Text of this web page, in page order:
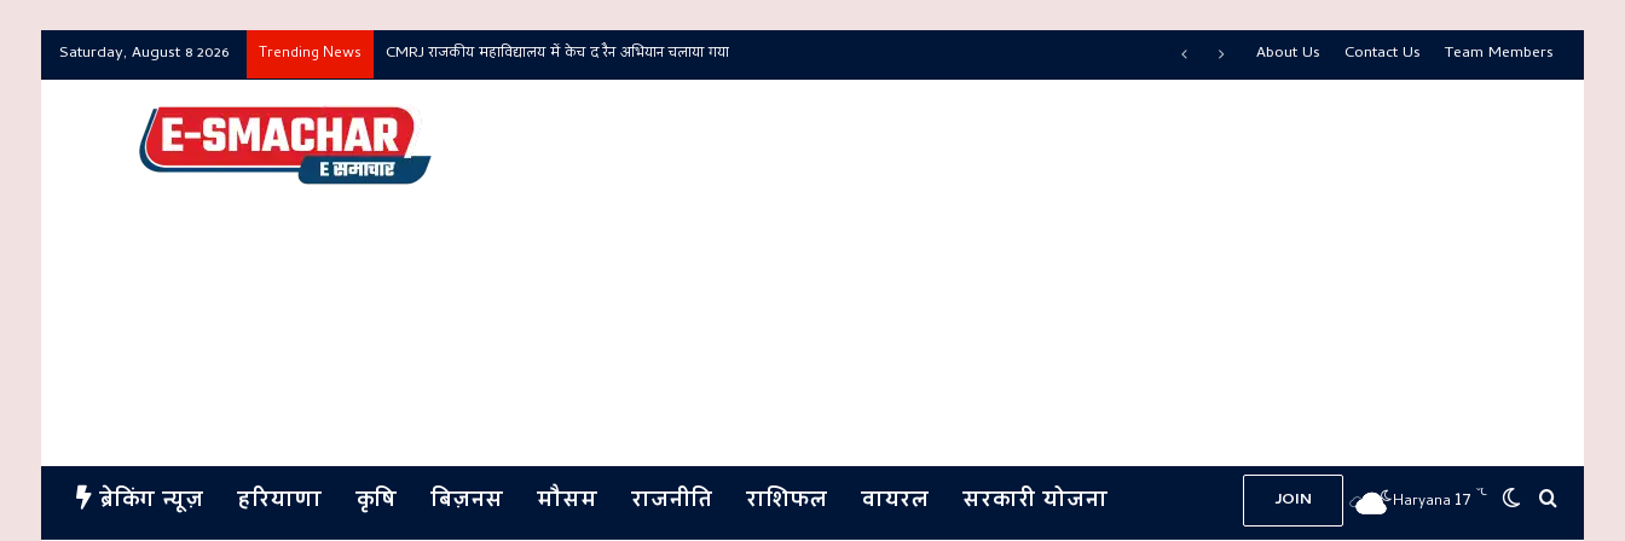
Saturday, August 8 2026 Trending News CMRJ राजकीय महाविद्यालय में केच द रैन अभियान चलाया गया About Us Contact Us Team Members
ब्रेकिंग न्यूज़ हरियाणा कृषि बिज़नस मौसम राजनीति राशिफल वायरल सरकारी योजना JOIN Haryana 17℃ Switch skin
Search